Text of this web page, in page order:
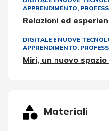
APPRENDIMENTO,
Relazioni ed
DIGITALE E NUOVE
APPRENDIMENTO,
Miri, un nuovo
Materiali